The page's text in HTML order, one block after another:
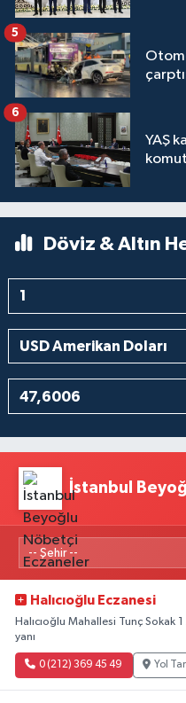
5
YAŞ
6
Döviz & Altın
İstanbul
Halıcıoğlu Eczanesi
Halıcıoğlu Mahallesi Tunç Sokak
yanı
0 (212) 369 45 49 Yol